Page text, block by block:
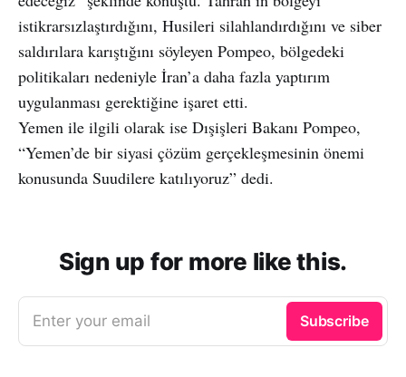
istikrarsızlaştırdığını, Husileri silahlandırdığını ve siber
saldırılara karıştığını söyleyen Pompeo, bölgedeki
politikaları nedeniyle İran’a daha fazla yaptırım
uygulanması gerektiğine işaret etti.
Yemen ile ilgili olarak ise Dışişleri Bakanı Pompeo,
“Yemen’de bir siyasi çözüm gerçekleşmesinin önemi
konusunda Suudilere katılıyoruz” dedi.
Sign up for more like this.
Enter your email Subscribe